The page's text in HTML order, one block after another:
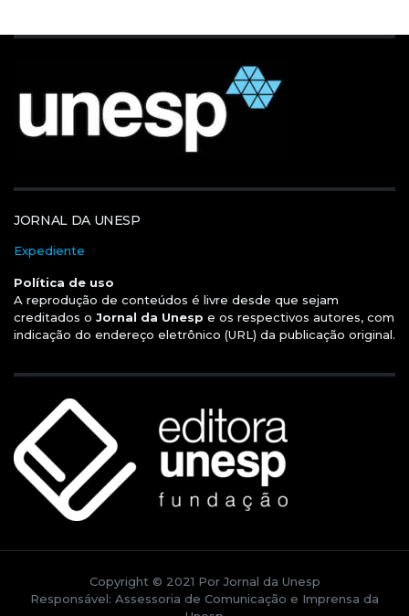
JORNAL DA UNESP
Expediente
Política de uso
A reprodução de conteúdos é livre desde que sejam
creditados o Jornal da Unesp e os respectivos autores, com
indicação do endereço eletrônico (URL) da publicação original.
Copyright © 2021 Por Jornal da Unesp
Responsável: Assessoria de Comunicação e Imprensa da